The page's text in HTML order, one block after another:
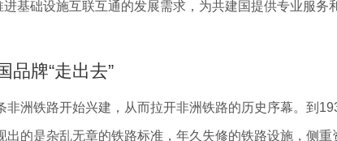
基础设施互联互通的发展需求，为共建国提供专业服务
品牌“走出去”
铁路开始兴建，从而拉开非洲铁路的历史序幕。到
的是杂乱无章的铁路标准，年久失修的铁路设施，侧重